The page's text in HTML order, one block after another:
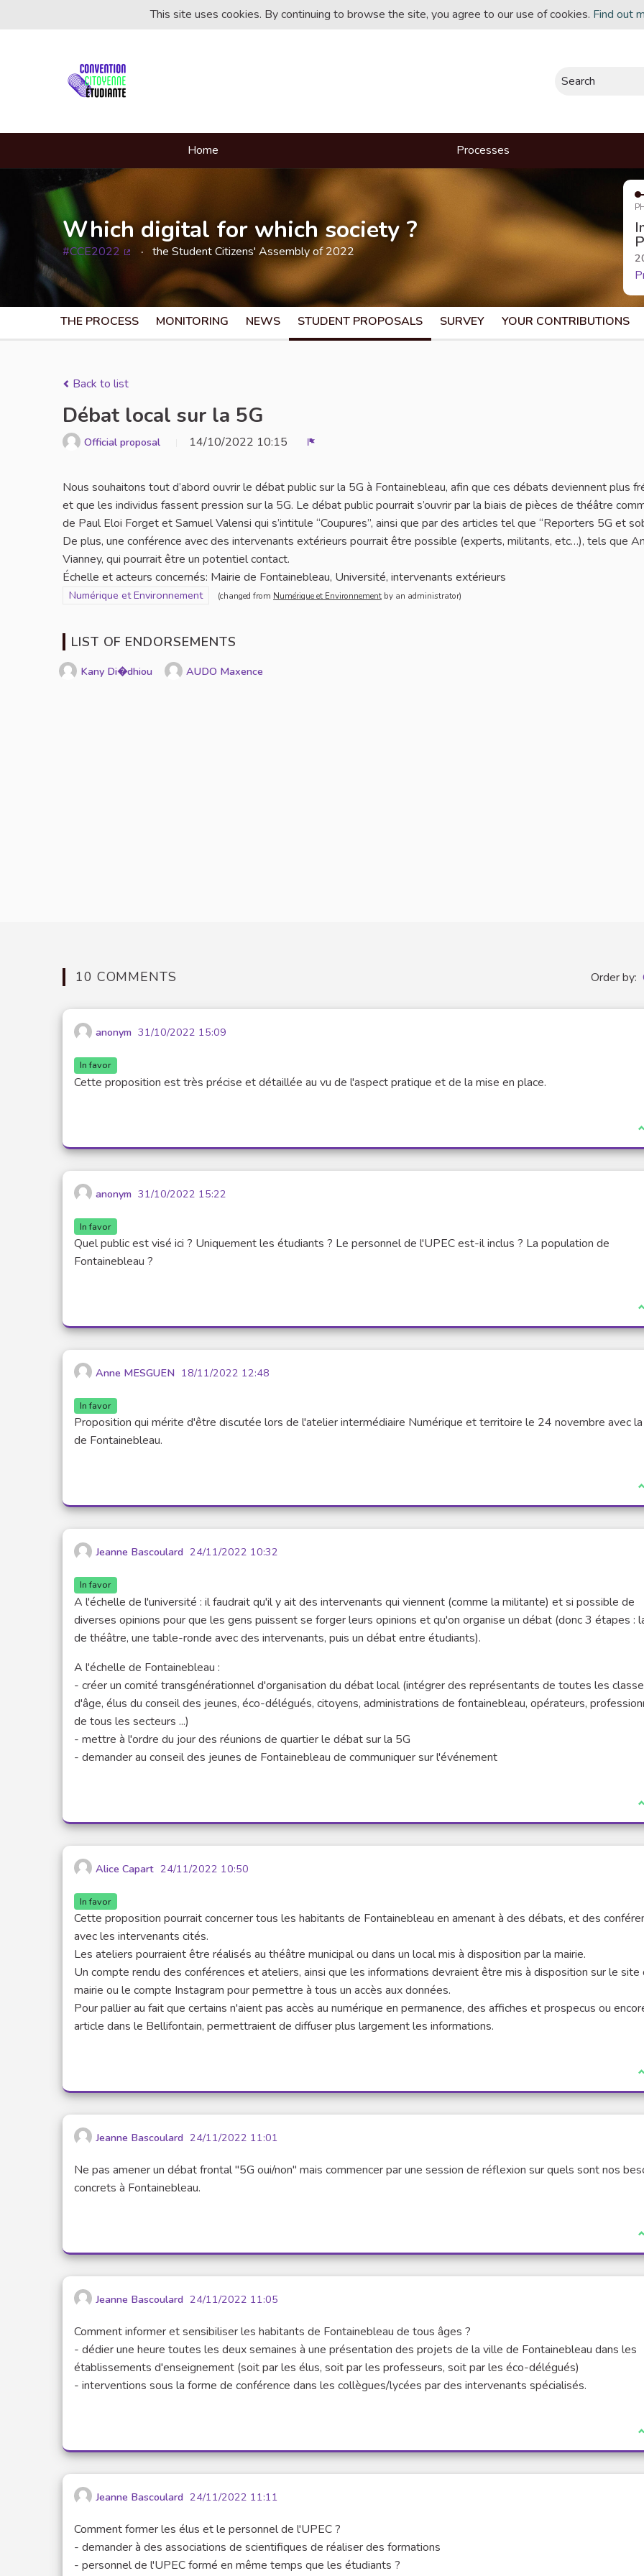
This site uses cookies. By continuing to browse the site, you agree to our use of cookies. Find out
Search
Home Processes
Which digital for which society ?
#CCE2022 the Student Citizens' Assembly of 2022
THE PROCESS MONITORING NEWS STUDENT PROPOSALS SURVEY YOUR CONTRIBUTIONS
Back to list
Débat local sur la 5G
Official proposal 14/10/2022 10:15
Nous souhaitons tout d’abord ouvrir le débat public sur la 5G à Fontainebleau, afin que ces débats deviennent plus
et que les individus fassent pression sur la 5G. Le débat public pourrait s’ouvrir par la biais de pièces de théâtre
de Paul Eloi Forget et Samuel Valensi qui s’intitule “Coupures”, ainsi que par des articles tel que “Reporters 5G et
De plus, une conférence avec des intervenants extérieurs pourrait être possible (experts, militants, etc…), tels que
Vianney, qui pourrait être un potentiel contact.
Échelle et acteurs concernés: Mairie de Fontainebleau, Université, intervenants extérieurs
Filter results for scope: Numérique et Environnement
Numérique et Environnement (changed from Numérique et Environnement by an administrator)
LIST OF ENDORSEMENTS
Kany Di�dhiou AUDO Maxence
10 COMMENTS Order by:
anonym 31/10/2022 15:09
In favor
Cette proposition est très précise et détaillée au vu de l'aspect pratique et de la mise en place.
I
anonym 31/10/2022 15:22
In favor
Quel public est visé ici ? Uniquement les étudiants ? Le personnel de l'UPEC est-il inclus ? La population de
Fontainebleau ?
I
Anne MESGUEN 18/11/2022 12:48
In favor
Proposition qui mérite d'être discutée lors de l'atelier intermédiaire Numérique et territoire le 24 novembre avec la
de Fontainebleau.
I
Jeanne Bascoulard 24/11/2022 10:32
In favor
A l'échelle de l'université : il faudrait qu'il y ait des intervenants qui viennent (comme la militante) et si possible de
diverses opinions pour que les gens puissent se forger leurs opinions et qu'on organise un débat (donc 3 étapes :
de théâtre, une table-ronde avec des intervenants, puis un débat entre étudiants).
A l'échelle de Fontainebleau :
- créer un comité transgénérationnel d'organisation du débat local (intégrer des représentants de toutes les
d'âge, élus du conseil des jeunes, éco-délégués, citoyens, administrations de fontainebleau, opérateurs,
de tous les secteurs ...)
- mettre à l'ordre du jour des réunions de quartier le débat sur la 5G
- demander au conseil des jeunes de Fontainebleau de communiquer sur l'événement
I
Alice Capart 24/11/2022 10:50
In favor
Cette proposition pourrait concerner tous les habitants de Fontainebleau en amenant à des débats, et des
avec les intervenants cités.
Les ateliers pourraient être réalisés au théâtre municipal ou dans un local mis à disposition par la mairie.
Un compte rendu des conférences et ateliers, ainsi que les informations devraient être mis à disposition sur le site
mairie ou le compte Instagram pour permettre à tous un accès aux données.
Pour pallier au fait que certains n'aient pas accès au numérique en permanence, des affiches et prospecus ou
article dans le Bellifontain, permettraient de diffuser plus largement les informations.
I
Jeanne Bascoulard 24/11/2022 11:01
Ne pas amener un débat frontal "5G oui/non" mais commencer par une session de réflexion sur quels sont nos
concrets à Fontainebleau.
I
Jeanne Bascoulard 24/11/2022 11:05
Comment informer et sensibiliser les habitants de Fontainebleau de tous âges ?
- dédier une heure toutes les deux semaines à une présentation des projets de la ville de Fontainebleau dans les
établissements d'enseignement (soit par les élus, soit par les professeurs, soit par les éco-délégués)
- interventions sous la forme de conférence dans les collègues/lycées par des intervenants spécialisés.
I
Jeanne Bascoulard 24/11/2022 11:11
Comment former les élus et le personnel de l'UPEC ?
- demander à des associations de scientifiques de réaliser des formations
- personnel de l'UPEC formé en même temps que les étudiants ?